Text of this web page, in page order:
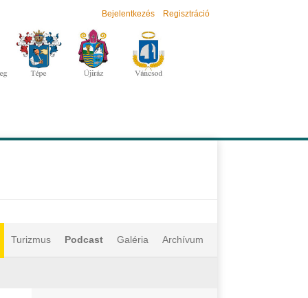
Bejelentkezés Regisztráció
Turizmus Podcast Galéria Archívum